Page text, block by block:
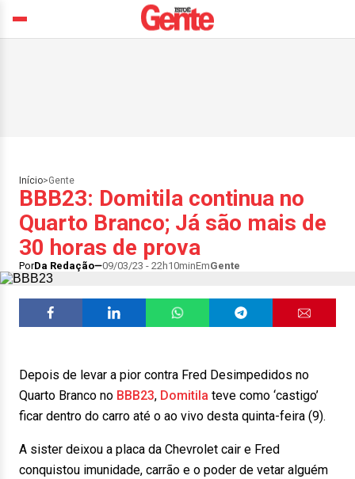
Início>Gente
BBB23: Domitila continua no
Quarto Branco; Já são mais de
30 horas de prova
PorDa Redação 09/03/23 - 22h10minEmGente
Depois de levar a pior contra Fred Desimpedidos no
Quarto Branco no BBB23, Domitila teve como ‘castigo’
ficar dentro do carro até o ao vivo desta quinta-feira (9).
A sister deixou a placa da Chevrolet cair e Fred
conquistou imunidade, carrão e o poder de vetar alguém